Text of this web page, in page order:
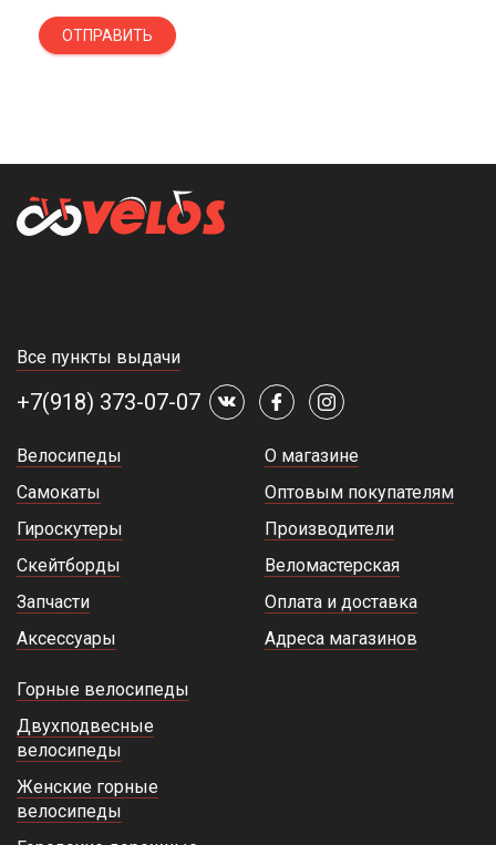
ОТПРАВИТЬ
Все пункты выдачи
+7(918) 373-07-07
Велосипеды
Самокаты
Гироскутеры
Скейтборды
Запчасти
Аксессуары
О магазине
Оптовым покупателям
Производители
Веломастерская
Оплата и доставка
Адреса магазинов
Горные велосипеды
Двухподвесные
велосипеды
Женские горные
велосипеды